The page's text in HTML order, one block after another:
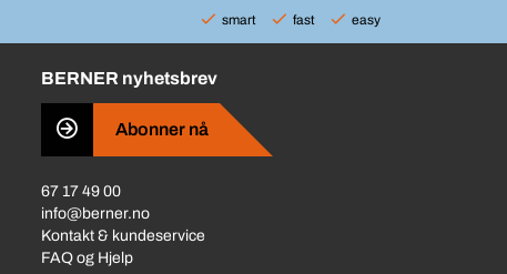
smart fast easy
BERNER nyhetsbrev
Abonner nå
67 17 49 00
info@berner.no
Kontakt & kundeservice
FAQ og Hjelp